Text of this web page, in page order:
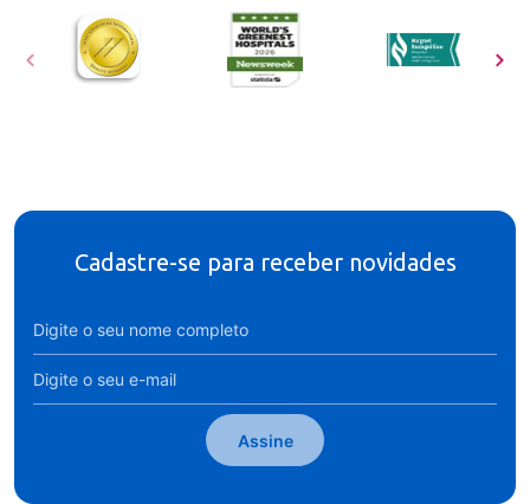
Cadastre-se para receber novidades
Assine